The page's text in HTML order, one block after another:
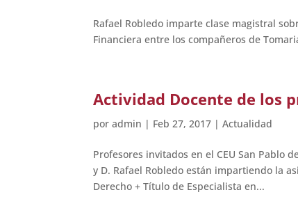
Rafael Robledo imparte clase magistral
Financiera entre los compañeros de
Actividad Docente de los
poradmin | Feb 27, 2017 |Actualidad
Profesores invitados en el CEU San Pablo
y D. Rafael Robledo están impartiendo la
Derecho + Título de Especialista en...